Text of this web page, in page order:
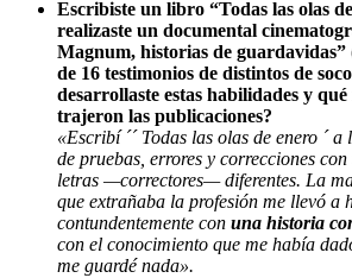
Escribiste un libro “Todas las olas
realizaste un documental
Magnum, historias de guardavidas”
de 16 testimonios de distintos de
desarrollaste estas habilidades y
trajeron las publicaciones?
«Escribí ´´ Todas las olas de enero ´
de pruebas, errores y correcciones
letras —correctores— diferentes. La
que extrañaba la profesión me llevó a
contundentemente con una historia
con el conocimiento que me había
me guardé nada».